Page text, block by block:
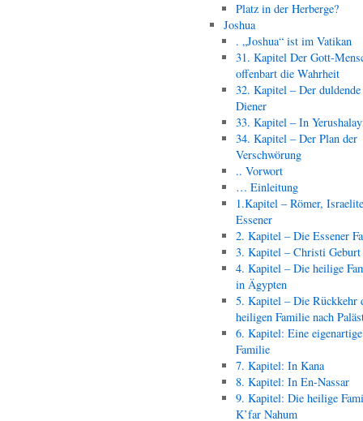
Platz in der Herberge?
Joshua
. „Joshua“ ist im Vatikan
31. Kapitel Der Gott-
offenbart die Wahrheit
32. Kapitel – Der duldende
Diener
33. Kapitel – In
34. Kapitel – Der Plan der
Verschwörung
.. Vorwort
… Einleitung
1.Kapitel – Römer,
Essener
2. Kapitel – Die Essener
3. Kapitel – Christi Geburt
4. Kapitel – Die heilige
in Ägypten
5. Kapitel – Die Rückkehr
heiligen Familie nach
6. Kapitel: Eine eigenartige
Familie
7. Kapitel: In Kana
8. Kapitel: In En-Nassar
9. Kapitel: Die heilige
K’far Nahum